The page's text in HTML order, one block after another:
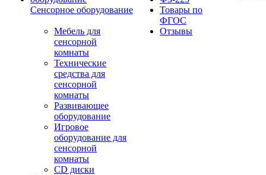
Сенсорное оборудование
Мебель для
сенсорной
комнаты
Технические
средства для
сенсорной
комнаты
Развивающее
оборудование
Игровое
оборудование для
сенсорной
комнаты
CD диски
Товары по
ФГОС
Отзывы